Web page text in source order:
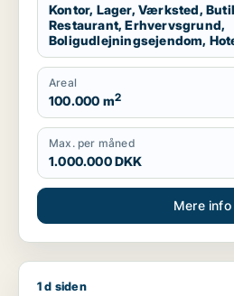
Kontor, Lager, Værksted,
Restaurant, Erhvervsgrund,
Boligudlejningsejendom,
Produktionslokaler, Garage
Areal
100.000 m2
Max. per måned
1.000.000 DKK
Mere info
David søger værksted til salg i
1 d siden